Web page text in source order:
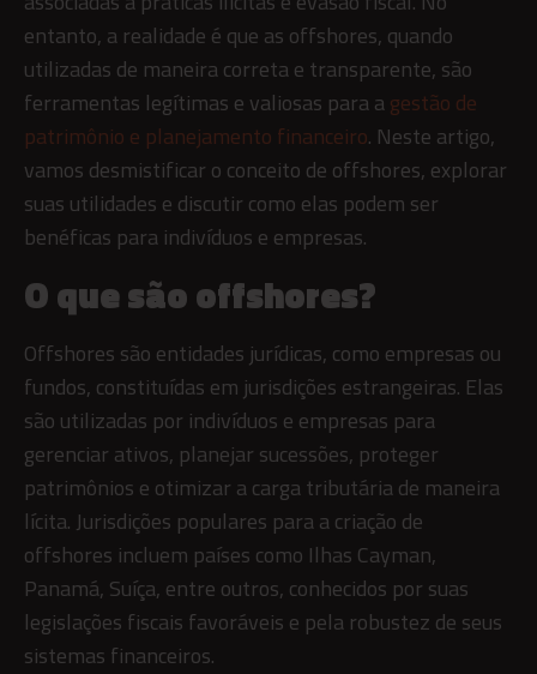
entanto, a realidade é que as offshores, quando
utilizadas de maneira correta e transparente, são
ferramentas legítimas e valiosas para agestão de
patrimônio e planejamento financeiro. Neste artigo,
vamos desmistificar o conceito de offshores, explorar
suas utilidades e discutir como elas podem ser
benéficas para indivíduos e empresas.
O que são offshores?
Offshores são entidades jurídicas, como empresas ou
fundos, constituídas em jurisdições estrangeiras. Elas
são utilizadas por indivíduos e empresas para
gerenciar ativos, planejar sucessões, proteger
patrimônios e otimizar a carga tributária de maneira
lícita. Jurisdições populares para a criação de
offshores incluem países como Ilhas Cayman,
Panamá, Suíça, entre outros, conhecidos por suas
legislações fiscais favoráveis e pela robustez de seus
sistemas financeiros.